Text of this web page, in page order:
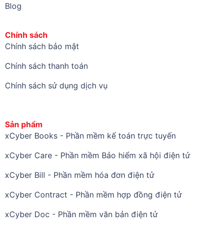
Blog
Chính sách
Chính sách bảo mật
Chính sách thanh toán
Chính sách sử dụng dịch vụ
Sản phẩm
xCyber Books - Phần mềm kế toán trực tuyến
xCyber Care - Phần mềm Bảo hiểm xã hội điện tử
xCyber Bill - Phần mềm hóa đơn điện tử
xCyber Contract - Phần mềm hợp đồng điện tử
xCyber Doc - Phần mềm văn bản điện tử